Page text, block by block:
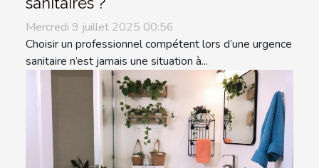
Mercredi 9 juillet 2025 00:56
Choisir un professionnel compétent lors d’une urgence
sanitaire n’est jamais une situation à...